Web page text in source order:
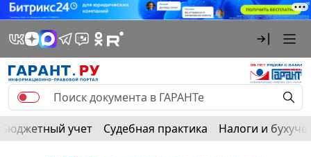
Бюджетный учет Судебная практика Налоги и